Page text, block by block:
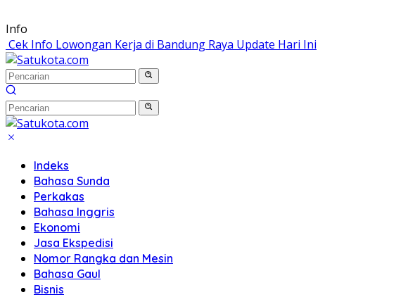
Langsung
ke
konten
Info
Cek Info Lowongan Kerja di Bandung Raya Update Hari Ini
Indeks
Bahasa Sunda
Perkakas
Bahasa Inggris
Ekonomi
Jasa Ekspedisi
Nomor Rangka dan Mesin
Bahasa Gaul
Bisnis